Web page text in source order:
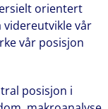
orientert
vår
vår posisjon
posisjon i